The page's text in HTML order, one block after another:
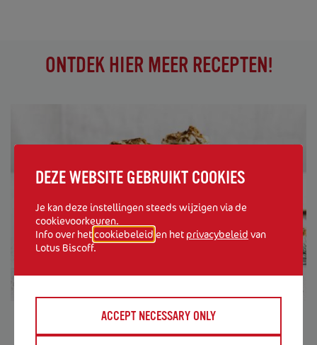
ONTDEK HIER MEER RECEPTEN!
VIRGIN EGGNOG MET BISCOFF®
DEZE WEBSITE GEBRUIKT COOKIES
Je kan deze instellingen steeds wijzigen via de
cookievoorkeuren.
Info over hetcookiebeleid en het privacybeleid van
Lotus Biscoff.
ACCEPT NECESSARY ONLY